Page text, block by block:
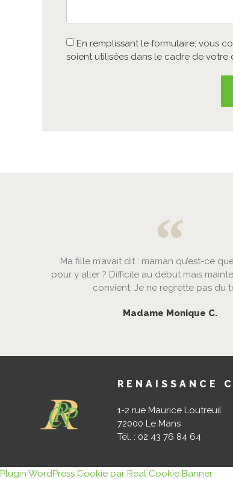
En remplissant le formulaire, vous
soient utilisées dans le cadre de votre
Ma fille m’avait dit : maman qu’est-ce
pour y aller ? Difficile au début mais
convient. Je ne regrette pas du
Madame Monique C.
RENAISSANCE
1-2 rue Maurice Loutreuil
72000 Le Mans
Tél. : 02 43 76 84 64
Plugin WordPress Cookie par Real Cookie Banner